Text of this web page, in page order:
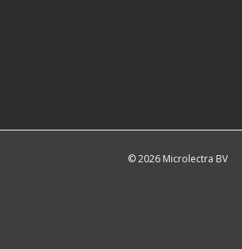
© 2026 Microlectra BV